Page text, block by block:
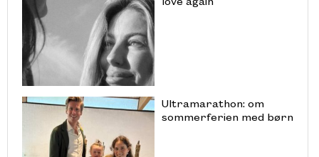
Ultramarathon: om
sommerferien med børn